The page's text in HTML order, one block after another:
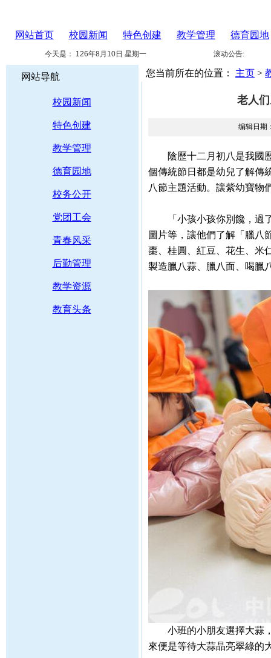
网站首页 校园新闻 特色创建 教学管理 德育园地
今天是： 126年8月10日 星期一 滚动公告:
网站导航
校园新闻
特色创建
教学管理
德育园地
校务公开
党团工会
青春风采
后勤管理
教学资源
教育头条
您当前所在的位置： 主页 >
老人
编辑日期
陰歷十二月初八是我國歷
個傳統節日都是幼兒了解傳
八節主題活動。讓紫幼寶物
「小孩小孩你別饞，過了
圖片等，讓他們了解「臘八
棗、桂圓、紅豆、花生、米
製造臘八蒜、臘八面、喝臘
小班的小朋友選擇大蒜，
來便是等待大蒜晶亮翠綠的